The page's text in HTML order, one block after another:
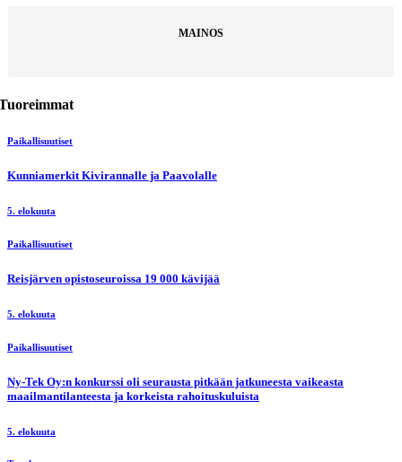
MAINOS
Paikallisuutiset
Kunniamerkit Kivirannalle ja Paavolalle
5. elokuuta
Paikallisuutiset
Reisjärven opistoseuroissa 19 000 kävijää
5. elokuuta
Paikallisuutiset
Ny-Tek Oy:n konkurssi oli seurausta pitkään jatkuneesta vaikeasta
maailmantilanteesta ja korkeista rahoituskuluista
5. elokuuta